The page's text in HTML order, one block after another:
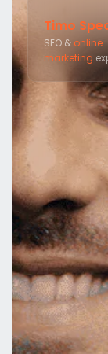
Timo
SEO & online
marketing